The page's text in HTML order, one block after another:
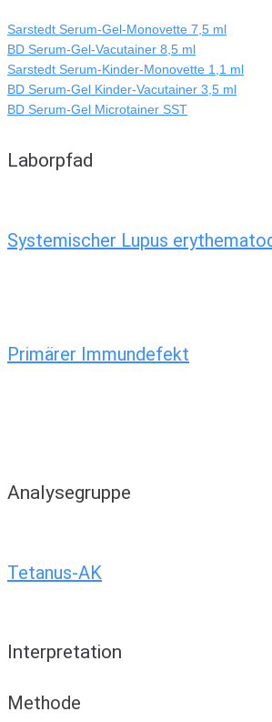
Sarstedt Serum-Gel-Monovette 7,5 ml
BD Serum-Gel-Vacutainer 8,5 ml
Sarstedt Serum-Kinder-Monovette 1,1 ml
BD Serum-Gel Kinder-Vacutainer 3,5 ml
BD Serum-Gel Microtainer SST
Laborpfad
Systemischer Lupus
Primärer Immundefekt
Analysegruppe
Tetanus-AK
Interpretation
Methode